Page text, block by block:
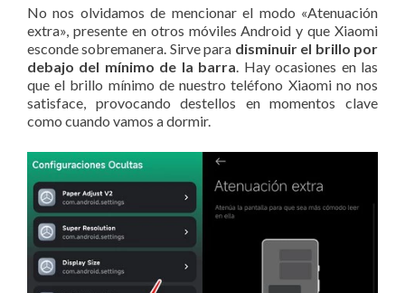
No nos olvidamos de mencionar el modo «Atenuación
extra», presente en otros móviles Android y que Xiaomi
esconde sobremanera. Sirve para disminuir el brillo por
debajo del mínimo de la barra. Hay ocasiones en las
que el brillo mínimo de nuestro teléfono Xiaomi no nos
satisface, provocando destellos en momentos clave
como cuando vamos a dormir.